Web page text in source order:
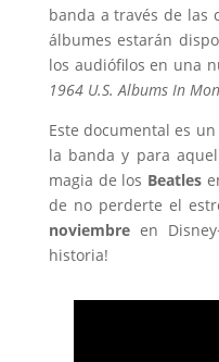
banda a través de las
álbumes estarán
los audiófilos en una
1964 U.S. Albums In
Este documental es
la banda y para
magia de los Beatles
de no perderte el
noviembreen
historia!